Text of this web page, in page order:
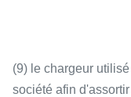
(9) le chargeur
société afin